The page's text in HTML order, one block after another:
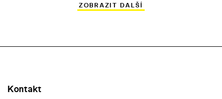
ZOBRAZIT DALŠÍ
Kontakt